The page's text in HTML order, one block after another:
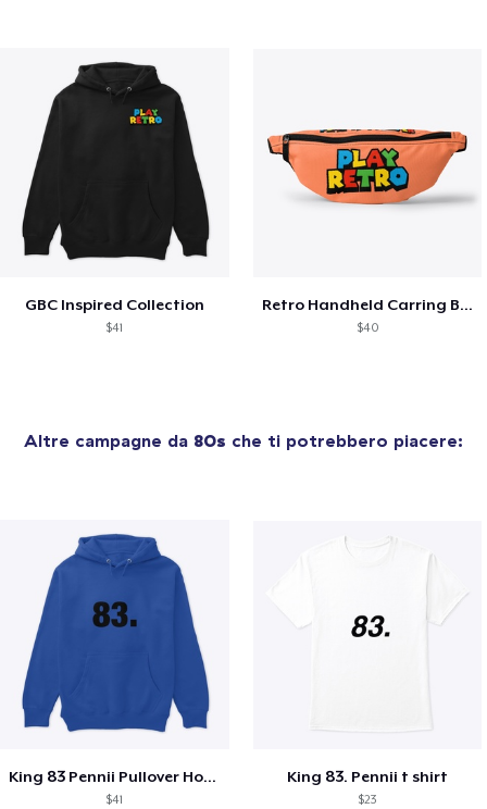
GBC Inspired Collection
$41
Retro Handheld Carring Bag
$40
Altre campagne da 80s che ti potrebbero piacere:
King 83 Pennii Pullover Hoodie
$41
King 83. Pennii t shirt
$23